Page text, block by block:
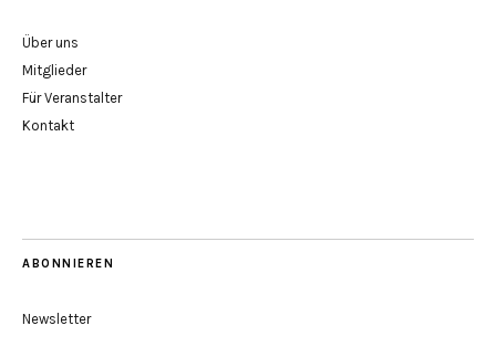
Über uns
Mitglieder
Für Veranstalter
Kontakt
ABONNIEREN
Newsletter